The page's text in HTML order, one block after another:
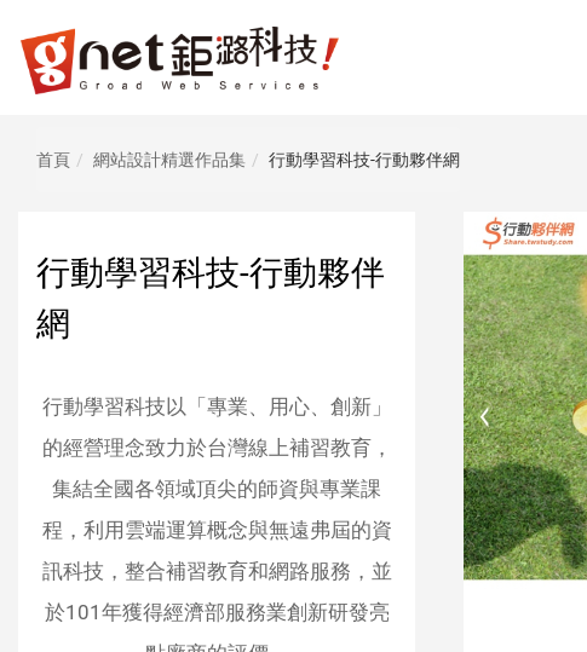
頁
設
RWD
首頁 網站設計精選作品集 行動學習科技-行動夥伴網
行動學習科技-行動夥伴
網
行動學習科技以「專業、用心、創新」
的經營理念致力於台灣線上補習教育，
集結全國各領域頂尖的師資與專業課
程，利用雲端運算概念與無遠弗屆的資
訊科技，整合補習教育和網路服務，並
於101年獲得經濟部服務業創新研發亮